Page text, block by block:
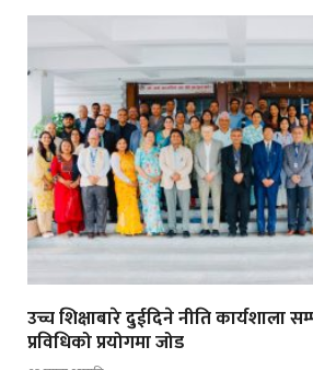
उच्च शिक्षाबारे दुईदिने नीति कार्यशाला
प्रविधिको प्रयोगमा जोड